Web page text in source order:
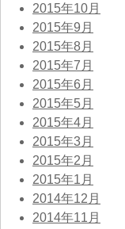
2015年10月
2015年9月
2015年8月
2015年7月
2015年6月
2015年5月
2015年4月
2015年3月
2015年2月
2015年1月
2014年12月
2014年11月